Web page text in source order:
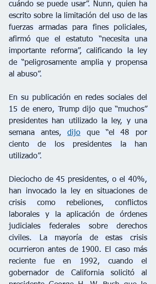
cuándo se puede usar”. Nunn, quien ha
escrito sobre la limitación del uso de las
fuerzas armadas para fines policiales,
afirmó que el estatuto “necesita una
importante reforma”, calificando la ley
de “peligrosamente amplia y propensa
al abuso”.
En su publicación en redes sociales del
15 de enero, Trump dijo que “muchos”
presidentes han utilizado la ley, y una
semana antes, dijo que “el 48 por
ciento de los presidentes la han
utilizado”.
Dieciocho de 45 presidentes, o el 40%,
han invocado la ley en situaciones de
crisis como rebeliones, conflictos
laborales y la aplicación de órdenes
judiciales federales sobre derechos
civiles. La mayoría de estas crisis
ocurrieron antes de 1900. El caso más
reciente fue en 1992, cuando el
gobernador de California solicitó al